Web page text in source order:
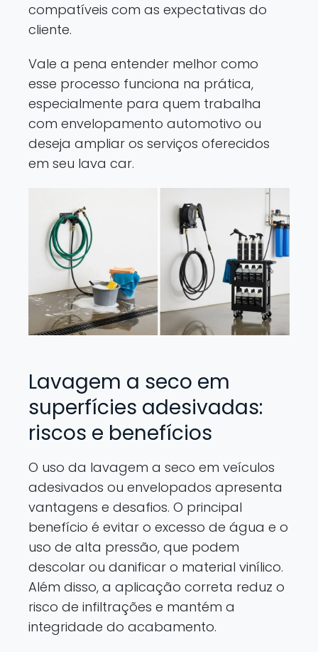
compatíveis com as expectativas do
cliente.
Vale a pena entender melhor como
esse processo funciona na prática,
especialmente para quem trabalha
com envelopamento automotivo ou
deseja ampliar os serviços oferecidos
em seu lava car.
Lavagem a seco em
superfícies adesivadas:
riscos e benefícios
O uso da lavagem a seco em veículos
adesivados ou envelopados apresenta
vantagens e desafios. O principal
benefício é evitar o excesso de água e o
uso de alta pressão, que podem
descolar ou danificar o material vinílico.
Além disso, a aplicação correta reduz o
risco de infiltrações e mantém a
integridade do acabamento.